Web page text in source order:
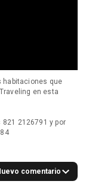
habitaciones que
en esta
2126791 y por
comentario